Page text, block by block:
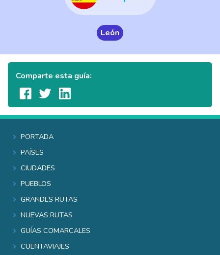
León
Comparte esta guía:
Portada
Países
Ciudades
Pueblos
Grandes rutas
Nuevas rutas
Guías comarcales
Cuentaviajes